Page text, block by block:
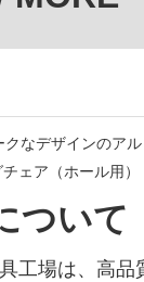
ついて
工場は、高品